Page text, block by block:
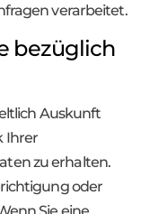
verarbeitet.
bezüglich
Auskunft
Ihrer
zu erhalten.
oder
Sie eine